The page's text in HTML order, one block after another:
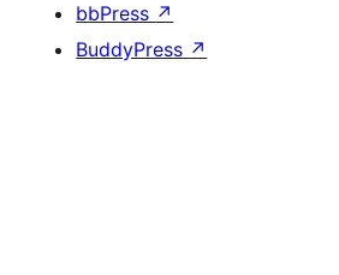
bbPress ↗
BuddyPress ↗